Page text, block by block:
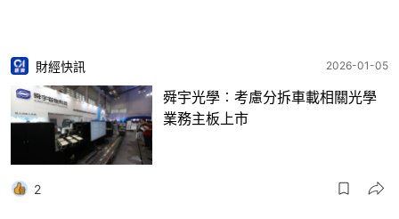
財經快訊 2026-01-05
舜宇光學︰考慮分拆車載相關光學
業務主板上市
2